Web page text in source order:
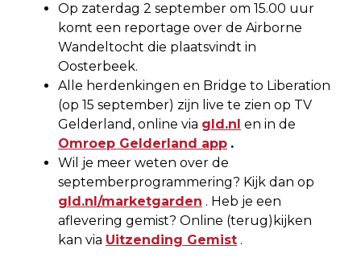
Op zaterdag 2 september om 15.00 uur
komt een reportage over de Airborne
Wandeltocht die plaatsvindt in
Oosterbeek.
Alle herdenkingen en Bridge to Liberation
(op 15 september) zijn live te zien op TV
Gelderland, online via gld.nl en in de
Omroep Gelderland app .
Wil je meer weten over de
septemberprogrammering? Kijk dan op
gld.nl/marketgarden . Heb je een
aflevering gemist? Online (terug)kijken
kan via Uitzending Gemist .